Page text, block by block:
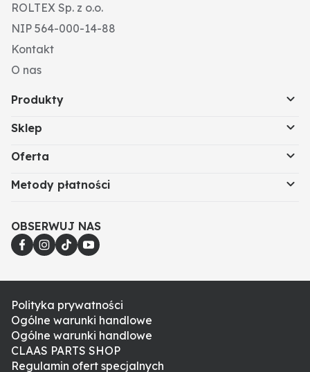
ROLTEX Sp. z o.o.
NIP 564-000-14-88
Kontakt
O nas
Produkty
Sklep
Oferta
Metody płatności
OBSERWUJ NAS
Polityka prywatności
Ogólne warunki handlowe
Ogólne warunki handlowe
CLAAS PARTS SHOP
Regulamin ofert specjalnych